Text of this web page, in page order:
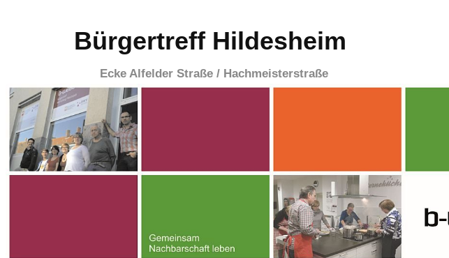
Bürgertreff Hildesheim
Ecke Alfelder Straße / Hachmeisterstraße